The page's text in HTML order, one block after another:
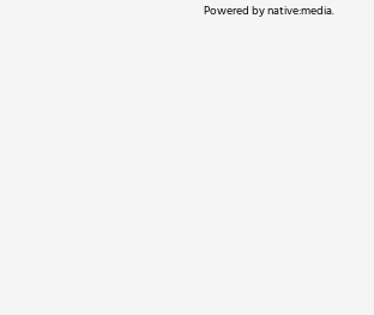
Powered bynative:media.